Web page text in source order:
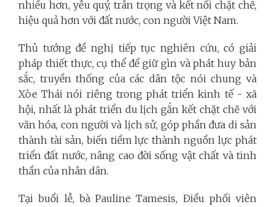
nhiều hơn, yêu quý, trân trọng và kết nối chặt chẽ,
hiệu quả hơn với đất nước, con người Việt Nam.
Thủ tướng đề nghị tiếp tục nghiên cứu, có giải
pháp thiết thực, cụ thể để giữ gìn và phát huy bản
sắc, truyền thống của các dân tộc nói chung và
Xòe Thái nói riêng trong phát triển kinh tế - xã
hội, nhất là phát triển du lịch gắn kết chặt chẽ với
văn hóa, con người và lịch sử, góp phần đưa di sản
thành tài sản, biến tiềm lực thành nguồn lực phát
triển đất nước, nâng cao đời sống vật chất và tinh
thần của nhân dân.
Tại buổi lễ, bà Pauline Tamesis, Điều phối viên